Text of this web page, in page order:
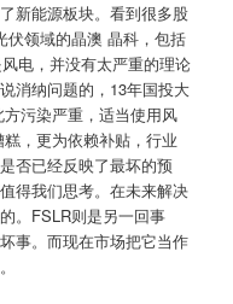
新能源板块。看到很多股
领域的晶澳 晶科，包括
电，并没有太严重的理论
消纳问题的，13年国投大
污染严重，适当使用风
，更为依赖补贴，行业
否已经反映了最坏的预
得我们思考。在未来解决
。FSLR则是另一回事
事。而现在市场把它当作